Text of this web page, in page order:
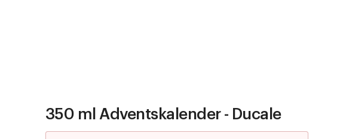
Zu den Merklisten
350 ml Adventskalender - Ducale